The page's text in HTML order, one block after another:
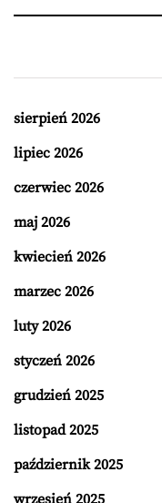
sierpień 2026
lipiec 2026
czerwiec 2026
maj 2026
kwiecień 2026
marzec 2026
luty 2026
styczeń 2026
grudzień 2025
listopad 2025
październik 2025
wrzesień 2025